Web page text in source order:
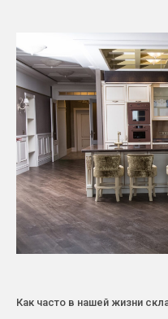
Как часто в нашей жизни